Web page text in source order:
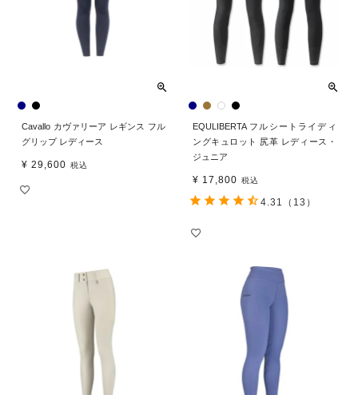
Cavallo カヴァリーア レギンス フル
グリップ レディース
¥ 29,600 税込
EQULIBERTA フルシートライディ
ングキュロット 尻革 レディース・
ジュニア
¥ 17,800 税込
4.31 （13）